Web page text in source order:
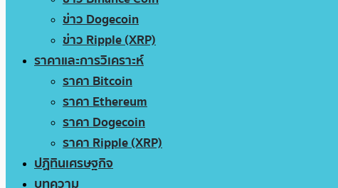
ข่าว Dogecoin
ข่าว Ripple (XRP)
ราคาและการวิเคราะห์
ราคา Bitcoin
ราคา Ethereum
ราคา Dogecoin
ราคา Ripple (XRP)
ปฏิทินเศรษฐกิจ